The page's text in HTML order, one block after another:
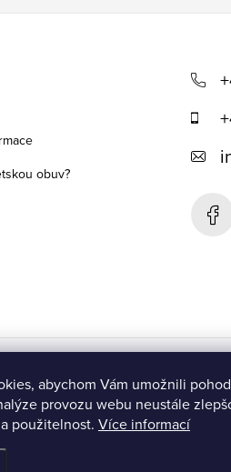
abychom Vám umožnili
provozu webu neustále
použitelnost. Více informací
obuv?